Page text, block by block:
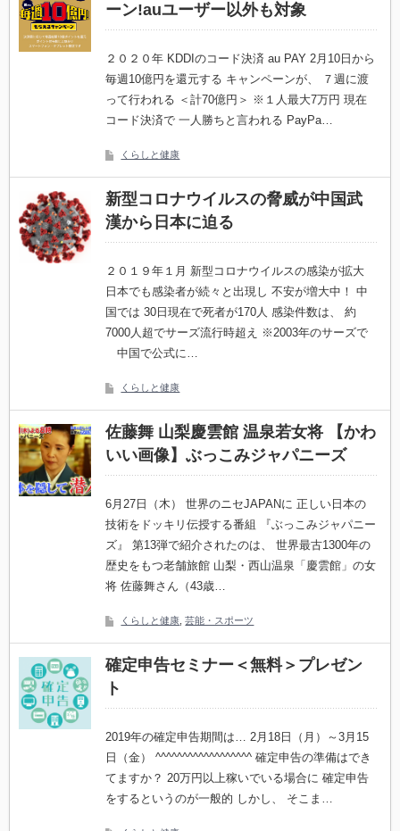
ーン!auユーザー以外も対象
２０２０年 KDDIのコード決済 au PAY 2月10日から
毎週10億円を還元する キャンペーンが、 ７週に渡
って行われる ＜計70億円＞ ※１人最大7万円 現在
コード決済で 一人勝ちと言われる PayPa…
くらしと健康
新型コロナウイルスの脅威が中国武
漢から日本に迫る
２０１９年１月 新型コロナウイルスの感染が拡大
日本でも感染者が続々と出現し 不安が増大中！ 中
国では 30日現在で死者が170人 感染件数は、 約
7000人超でサーズ流行時超え ※2003年のサーズで
中国で公式に…
くらしと健康
佐藤舞 山梨慶雲館 温泉若女将 【かわ
いい画像】ぶっこみジャパニーズ
6月27日（木） 世界のニセJAPANに 正しい日本の
技術をドッキリ伝授する番組 『ぶっこみジャパニー
ズ』 第13弾で紹介されたのは、 世界最古1300年の
歴史をもつ老舗旅館 山梨・西山温泉「慶雲館」の女
将 佐藤舞さん（43歳…
くらしと健康 ,芸能・スポーツ
確定申告セミナー＜無料＞プレゼン
ト
2019年の確定申告期間は… 2月18日（月）～3月15
日（金） ^^^^^^^^^^^^^^^^^^ 確定申告の準備はでき
てますか？ 20万円以上稼いでいる場合に 確定申告
をするというのが一般的 しかし、 そこま…